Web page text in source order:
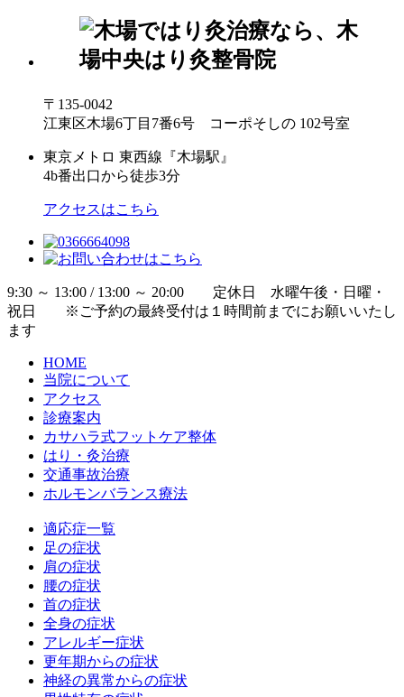
〒135-0042
江東区木場6丁目7番6号 コーポそしの 102号室
東京メトロ 東西線『木場駅』
4b番出口から徒歩3分
アクセスはこちら
9:30 ～ 13:00 / 13:00 ～ 20:00 定休日 水曜午後・日曜・
祝日 ※ご予約の最終受付は１時間前までにお願いいたし
ます
HOME
当院について
アクセス
診療案内
カサハラ式フットケア整体
はり・灸治療
交通事故治療
ホルモンバランス療法
適応症一覧
足の症状
肩の症状
腰の症状
首の症状
全身の症状
アレルギー症状
更年期からの症状
神経の異常からの症状